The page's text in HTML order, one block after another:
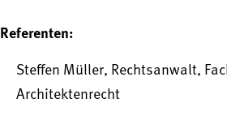
Referenten:
Steffen Müller, Rechtsanwalt,
Architektenrecht